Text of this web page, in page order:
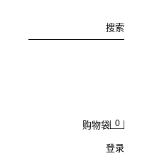
搜索
购物袋 0
登录